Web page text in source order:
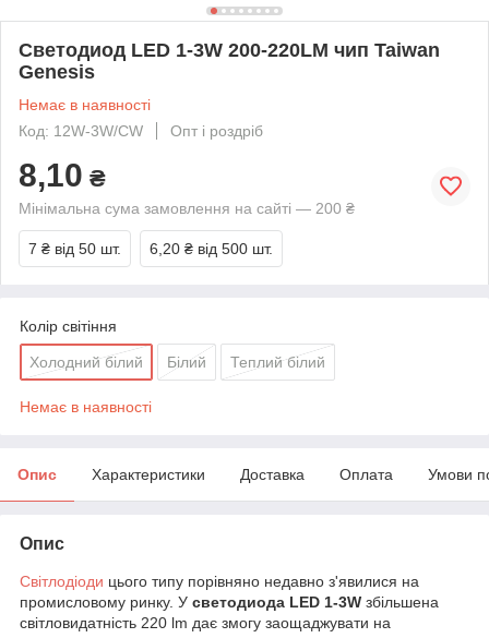
Светодиод LED 1-3W 200-220LM чип Taiwan
Genesis
Немає в наявності
Код: 12W-3W/CW
Опт і роздріб
8,10 ₴
Мінімальна сума замовлення на сайті — 200 ₴
7 ₴ від 50 шт. 6,20 ₴ від 500 шт.
Колір світіння
Холодний білий Білий Теплий білий
Немає в наявності
Опис Характеристики Доставка Оплата Умови
Опис
Світлодіоди цього типу порівняно недавно з'явилися на
промисловому ринку. У светодиода LED 1-3W збільшена
світловидатність 220 lm дає змогу заощаджувати на